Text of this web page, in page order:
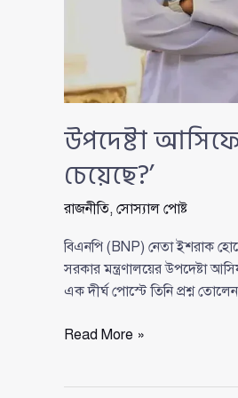
উপদেষ্টা
চেয়েছে?’
রাজনীতি, সোস্যাল পোষ্ট
বিএনপি (BNP) নেতা ইশরাক
সরকার মন্ত্রণালয়ের উপদেষ্টা
এক দীর্ঘ পোস্টে তিনি প্রশ্ন
উপদেষ্টা
Read More »